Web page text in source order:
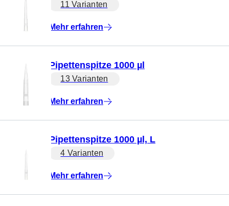
11 Varianten
Mehr erfahren
Pipettenspitze 1000 µl
13 Varianten
Mehr erfahren
Pipettenspitze 1000 µl, L
4 Varianten
Mehr erfahren